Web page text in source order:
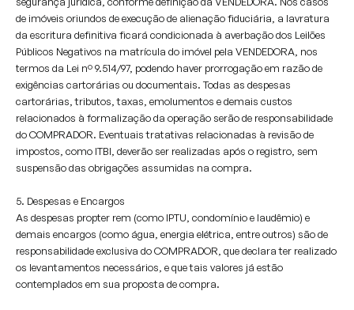
de imóveis oriundos de execução de alienação fiduciária, a lavratura
da escritura definitiva ficará condicionada à averbação dos Leilões
Públicos Negativos na matrícula do imóvel pela VENDEDORA, nos
termos da Lei nº 9.514/97, podendo haver prorrogação em razão de
exigências cartorárias ou documentais. Todas as despesas
cartorárias, tributos, taxas, emolumentos e demais custos
relacionados à formalização da operação serão de responsabilidade
do COMPRADOR. Eventuais tratativas relacionadas à revisão de
impostos, como ITBI, deverão ser realizadas após o registro, sem
suspensão das obrigações assumidas na compra.
5. Despesas e Encargos
As despesas propter rem (como IPTU, condomínio e laudêmio) e
demais encargos (como água, energia elétrica, entre outros) são de
responsabilidade exclusiva do COMPRADOR, que declara ter realizado
os levantamentos necessários, e que tais valores já estão
contemplados em sua proposta de compra.